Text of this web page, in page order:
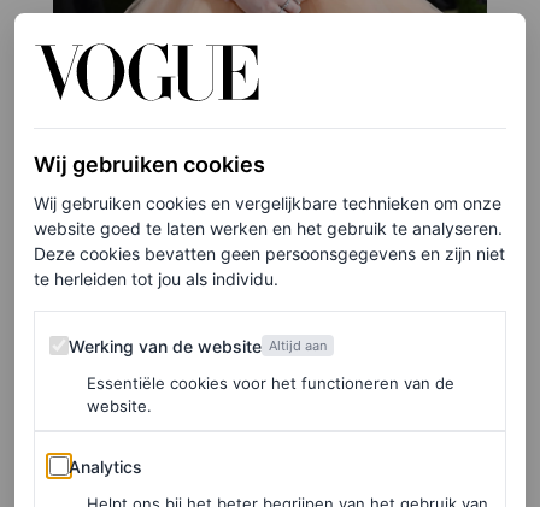
©GETTY IMAGES
6/15
December 2021
Later dat jaar verfde de zangeres haar lokken in een
Wij gebruiken cookies
Wij gebruiken cookies en vergelijkbare technieken om onze
website goed te laten werken en het gebruik te analyseren.
Deze cookies bevatten geen persoonsgegevens en zijn niet
te herleiden tot jou als individu.
Werking van de website
Werking van de website Altijd aan
Essentiële cookies voor het functioneren van de
website.
Analytics
Analytics